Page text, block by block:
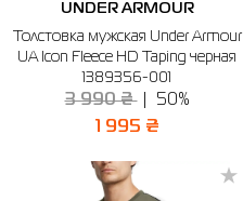
UNDER ARMOUR
Толстовка мужская Under Armour
UA Icon Fleece HD Taping черная
1389356-001
3 990 ₴ 50%
1 995 ₴